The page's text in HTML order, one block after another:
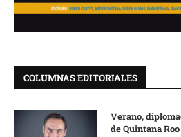
COLUMNAS EDITORIALES
Verano,
de Quintana Roo